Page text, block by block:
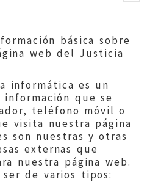
básica sobre
web del Justicia
informática es un
que se
teléfono móvil o
visita nuestra página
son nuestras y otras
externas que
nuestra página web.
ser de varios tipos: